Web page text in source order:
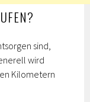
sind,
wird
Kilometern